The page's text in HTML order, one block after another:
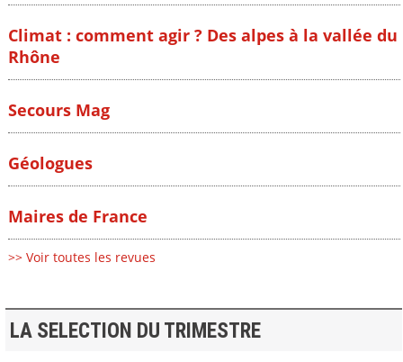
Climat : comment agir ? Des alpes à la vallée du
Rhône
Secours Mag
Géologues
Maires de France
>> Voir toutes les revues
LA SELECTION DU TRIMESTRE